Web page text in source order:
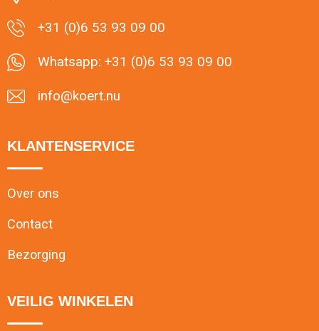
+31 (0)6 53 93 09 00
Whatsapp: +31 (0)6 53 93 09 00
info@koert.nu
KLANTENSERVICE
Over ons
Contact
Bezorging
VEILIG WINKELEN